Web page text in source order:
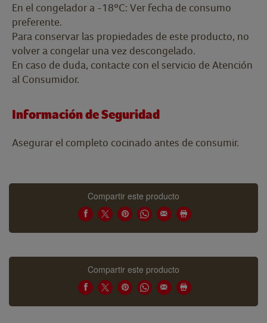
En el congelador a -18ºC: Ver fecha de consumo
preferente.
Para conservar las propiedades de este producto, no
volver a congelar una vez descongelado.
En caso de duda, contacte con el servicio de Atención
al Consumidor.
Información de Seguridad
Asegurar el completo cocinado antes de consumir.
Compartir este producto
Compartir este producto